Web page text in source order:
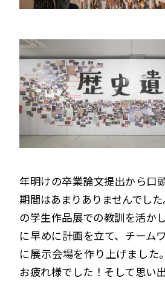
年明けの卒業論文提出から口
期間はあまりありませんでし
の学生作品展での教訓を活か
に早めに計画を立て、チーム
に展示会場を作り上げました
お疲れ様でした！そして思い